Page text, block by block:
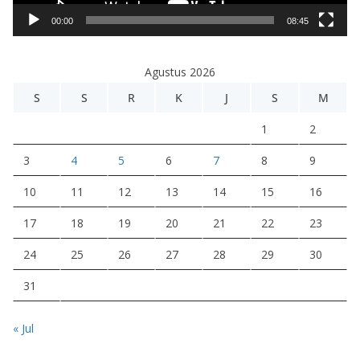
d
00:00 08:45
Agustus 2026
S
S R K J S M
1 2
3 4 5 6 7 8 9
10 11 12 13 14 15 16
17 18 19 20 21 22 23
24 25 26 27 28 29 30
31
« Jul